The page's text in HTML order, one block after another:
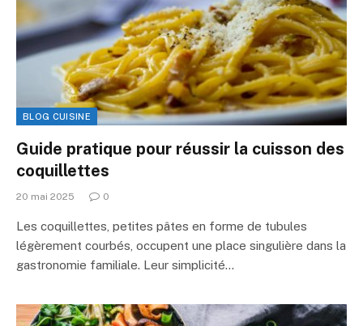
BLOG CUISINE
Guide pratique pour réussir la cuisson des
coquillettes
20 mai 2025 0
Les coquillettes, petites pâtes en forme de tubules
légèrement courbés, occupent une place singulière dans la
gastronomie familiale. Leur simplicité…